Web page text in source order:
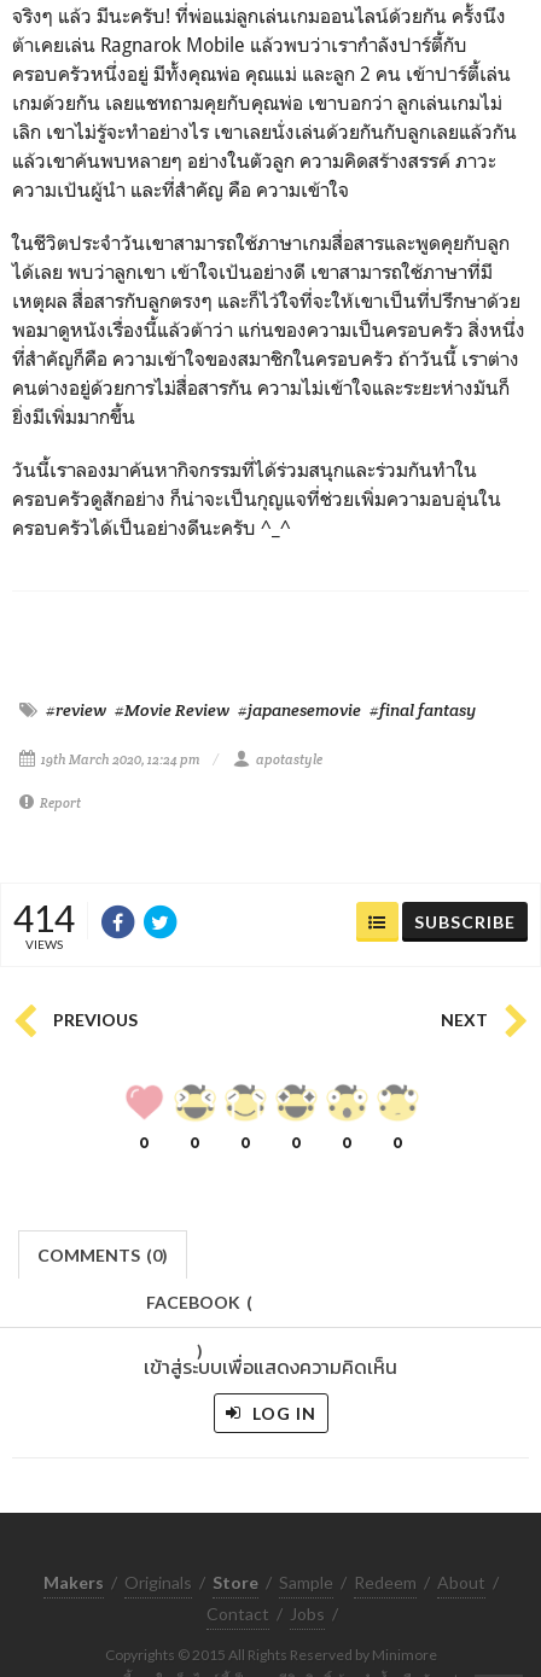
จริงๆ แล้ว มีนะครับ! ที่พ่อแม่ลูกเล่นเกมออนไลน์ด้วยกัน ครั้งนึง
ต้าเคยเล่น Ragnarok Mobile แล้วพบว่าเรากำลังปาร์ตี้กับ
ครอบครัวหนึ่งอยู่ มีทั้งคุณพ่อ คุณแม่ และลูก 2 คน เข้าปาร์ตี้เล่น
เกมด้วยกัน เลยแชทถามคุยกับคุณพ่อ เขาบอกว่า ลูกเล่นเกมไม่
เลิก เขาไม่รู้จะทำอย่างไร เขาเลยนั่งเล่นด้วยกันกับลูกเลยแล้วกัน
แล้วเขาค้นพบหลายๆ อย่างในตัวลูก ความคิดสร้างสรรค์ ภาวะ
ความเป้นผู้นำ และที่สำคัญ คือ ความเข้าใจ
ในชีวิตประจำวันเขาสามารถใช้ภาษาเกมสื่อสารและพูดคุยกับลูก
ได้เลย พบว่าลูกเขา เข้าใจเป้นอย่างดี เขาสามารถใช้ภาษาที่มี
เหตุผล สื่อสารกับลูกตรงๆ และก็ไว้ใจที่จะให้เขาเป็นที่ปรึกษาด้วย
พอมาดูหนังเรื่องนี้แล้วต้าว่า แก่นของความเป็นครอบครัว สิ่งหนึ่ง
ที่สำคัญก็คือ ความเข้าใจของสมาชิกในครอบครัว ถ้าวันนี้ เราต่าง
คนต่างอยู่ด้วยการไม่สื่อสารกัน ความไม่เข้าใจและระยะห่างมันก็
ยิ่งมีเพิ่มมากขึ้น
วันนี้เราลองมาค้นหากิจกรรมที่ได้ร่วมสนุกและร่วมกันทำใน
ครอบครัวดูสักอย่าง ก็น่าจะเป็นกุญแจที่ช่วยเพิ่มความอบอุ่นใน
ครอบครัวได้เป็นอย่างดีนะครับ ^_^
#review #Movie Review #japanesemovie #final fantasy
19th March 2020, 12:24 pm apotastyle
Report
414
VIEWS
SUBSCRIBE
PREVIOUS NEXT
0 0 0 0 0 0
COMMENTS (0)
FACEBOOK (
)
เข้าสู่ระบบเพื่อแสดงความคิดเห็น
LOG IN
Makers / Originals / Store / Sample / Redeem / About /
Contact / Jobs /
Copyrights © 2015 All Rights Reserved by Minimore